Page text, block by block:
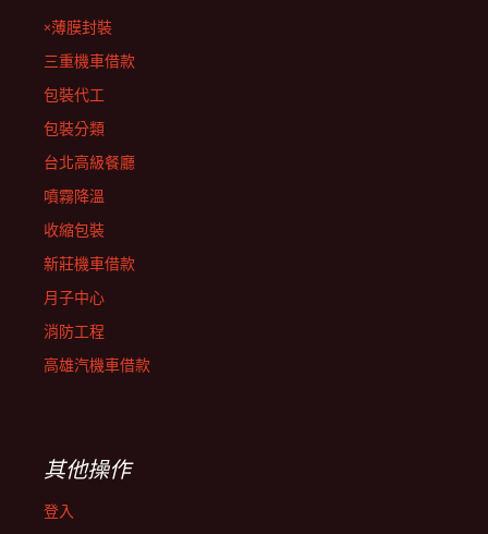
×薄膜封裝
三重機車借款
包裝代工
包裝分類
台北高級餐廳
噴霧降溫
收縮包裝
新莊機車借款
月子中心
消防工程
高雄汽機車借款
其他操作
登入